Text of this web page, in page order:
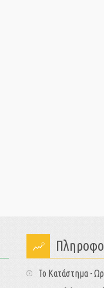
Το Κατάστημα -